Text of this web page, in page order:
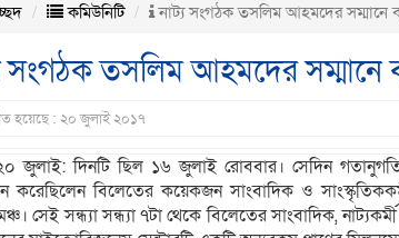
কমিউনিটি নাট্য সংগঠক তসলিম আহমদের সম্মানে
সংগঠক তসলিম আহমদের সম্মানে
হয়েছে : ২০ জুলাই ২০১৭
জুলাই: দিনটি ছিল ১৬ জুলাই রোববার। সেদিন
বিলেতের কয়েকজন সাংবাদিক ও
সেই সন্ধ্যা সন্ধ্যা ৭টা থেকে বিলেতের সাংবাদিক,